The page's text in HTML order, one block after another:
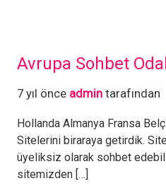
Avrupa Sohbet
7 yıl önce admin tarafından
Hollanda Almanya Fransa
Sitelerini biraraya getirdik.
üyeliksiz olarak sohbet
sitemizden […]